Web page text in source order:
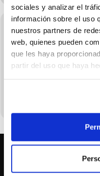
sociales y analizar el
información sobre el uso
nuestros partners de
web, quienes pueden
que les haya
partir del uso que haya
UPCOMING